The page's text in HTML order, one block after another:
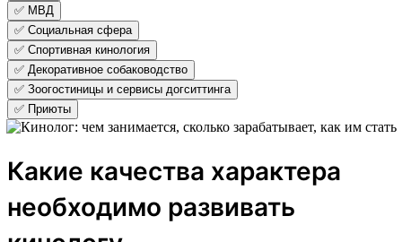
✅ МВД
✅ Социальная сфера
✅ Спортивная кинология
✅ Декоративное собаководство
✅ Зоогостиницы и сервисы догситтинга
✅ Приюты
Какие качества характера
необходимо развивать